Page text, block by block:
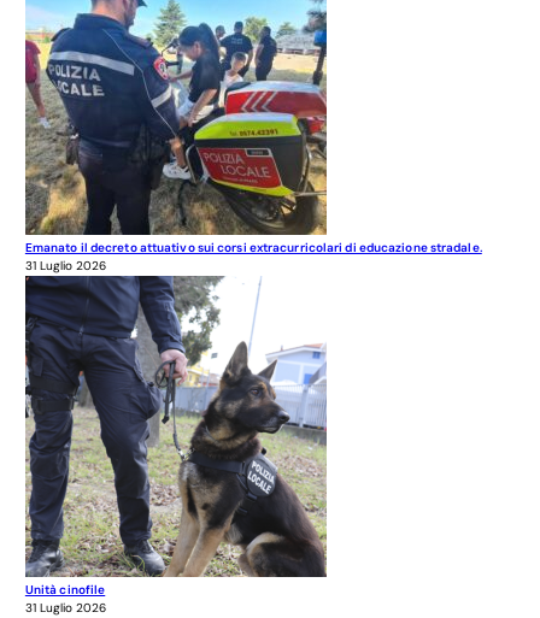
Emanato il decreto attuativo sui corsi extracurricolari di educazione stradale.
31 Luglio 2026
Unità cinofile
31 Luglio 2026